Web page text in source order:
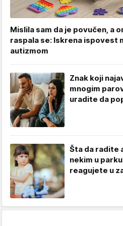
Mislila sam da je povučen, a
raspala se: Iskrena ispovest
autizmom
Znak koji
mnogim
uradite da
Šta da radite
nekim u
reagujete u